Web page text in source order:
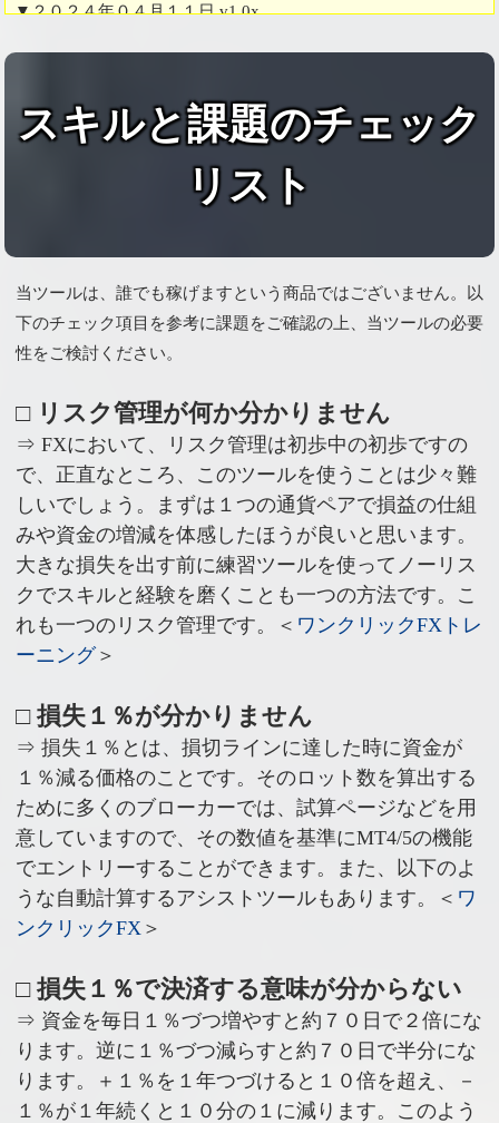
▼２０２４年０４月１１日 v1.0x
スキルと課題のチェック
リスト
当ツールは、誰でも稼げますという商品ではございません。以
下のチェック項目を参考に課題をご確認の上、当ツールの必要
性をご検討ください。
□ リスク管理が何か分かりません
⇒ FXにおいて、リスク管理は初歩中の初歩ですの
で、正直なところ、このツールを使うことは少々難
しいでしょう。まずは１つの通貨ペアで損益の仕組
みや資金の増減を体感したほうが良いと思います。
大きな損失を出す前に練習ツールを使ってノーリス
クでスキルと経験を磨くことも一つの方法です。こ
れも一つのリスク管理です。＜ ワンクリックFXトレ
ーニング＞
□ 損失１％が分かりません
⇒ 損失１％とは、損切ラインに達した時に資金が
１％減る価格のことです。そのロット数を算出する
ために多くのブローカーでは、試算ページなどを用
意していますので、その数値を基準にMT4/5の機能
でエントリーすることができます。また、以下のよ
うな自動計算するアシストツールもあります。＜ ワ
ンクリックFX ＞
□ 損失１％で決済する意味が分からない
⇒ 資金を毎日１％づつ増やすと約７０日で２倍にな
ります。逆に１％づつ減らすと約７０日で半分にな
ります。＋１％を１年つづけると１０倍を超え、－
１％が１年続くと１０分の１に減ります。このよう